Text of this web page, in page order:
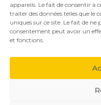
appareils. Le fait de consentir à
traiter des données telles que
uniques sur ce site. Le fait de ne
consentement peut avoir un
et fonctions.
Footer